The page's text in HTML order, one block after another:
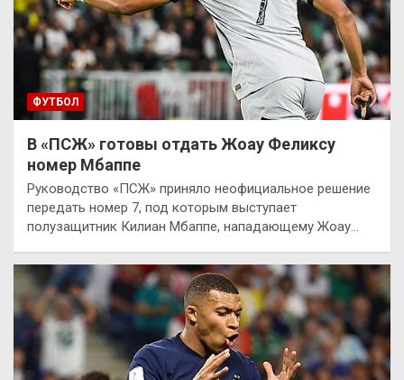
ФУТБОЛ
В «ПСЖ» готовы отдать Жоау Феликсу
номер Мбаппе
Руководство «ПСЖ» приняло неофициальное решение
передать номер 7, под которым выступает
полузащитник Килиан Мбаппе, нападающему Жоау…